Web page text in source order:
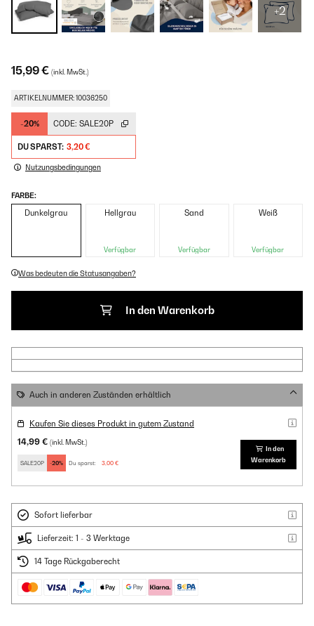
+2
15,99 € (inkl. MwSt.)
ARTIKELNUMMER: 10036250
-20% CODE: SALE20P
DU SPARST: 3,20 €
Nutzungsbedingungen
FARBE:
Dunkelgrau Hellgrau
Verfügbar
Sand
Verfügbar
Weiß
Verfügbar
Was bedeuten die Statusangaben?
In den Warenkorb
Auch in anderen Zuständen erhältlich
Kaufen Sie dieses Produkt in gutem Zustand
14,99 € (inkl. MwSt.)
SALE20P -20% Du sparst: 3,00 €
In den
Warenkorb
Sofort lieferbar
Lieferzeit: 1 - 3 Werktage
14 Tage Rückgaberecht